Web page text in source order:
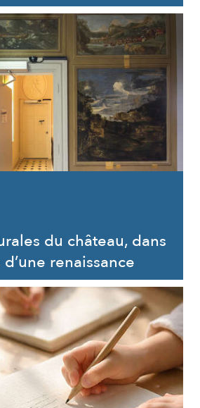
du château, dans
renaissance